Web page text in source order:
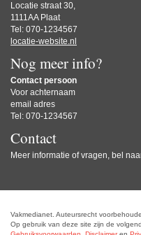
Locatie straat 30,
1111AA Plaat
Tel: 070-1234567
locatie-website.nl
Nog meer info?
Contact persoon
Voor achternaam
email adres
Tel: 070-1234567
Contact
Meer informatie of vragen, bel
Vakmedianet. Auteursrecht
Op gebruik van deze site zijn de